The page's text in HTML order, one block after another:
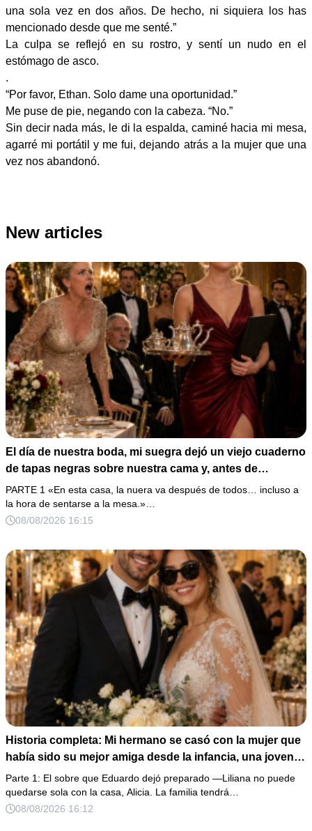
una sola vez en dos años. De hecho, ni siquiera los has
mencionado desde que me senté.”
La culpa se reflejó en su rostro, y sentí un nudo en el
estómago de asco.
.
“Por favor, Ethan. Solo dame una oportunidad.”
Me puse de pie, negando con la cabeza. “No.”
Sin decir nada más, le di la espalda, caminé hacia mi mesa,
agarré mi portátil y me fui, dejando atrás a la mujer que una
vez nos abandonó.
New articles
El día de nuestra boda, mi suegra dejó un viejo cuaderno
de tapas negras sobre nuestra cama y, antes de
marcharse, dijo: «En esta familia todos deben cumplir
una misma regla…».
PARTE 1 «En esta casa, la nuera va después de todos… incluso a
la hora de sentarse a la mesa.»…
08/08/2026 16:15
Historia completa: Mi hermano se casó con la mujer que
había sido su mejor amiga desde la infancia, una joven
ciega a la que protegió durante toda su vida. Tras su
fallecimiento, ella me entregó un sobre y me confesó la
verdadera razón por la que él la eligió a ella por encima
Parte 1: El sobre que Eduardo dejó preparado —Liliana no puede
quedarse sola con la casa, Alicia. La familia tendrá…
08/08/2026 16:12